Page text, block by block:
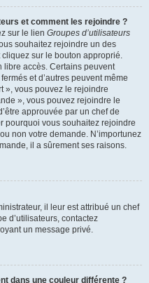
et comment les rejoindre ?
sur le lien Groupes d’utilisateurs
souhaitez rejoindre un des
sur le bouton approprié.
libre accès. Certains peuvent
et d’autres peuvent même
», vous pouvez le rejoindre
», vous pouvez rejoindre le
approuvée par un chef de
pourquoi vous souhaitez rejoindre
non votre demande. N’importunez
il a sûrement ses raisons.
il leur est attribué un chef
d’utilisateurs, contactez
un message privé.
dans une couleur différente ?